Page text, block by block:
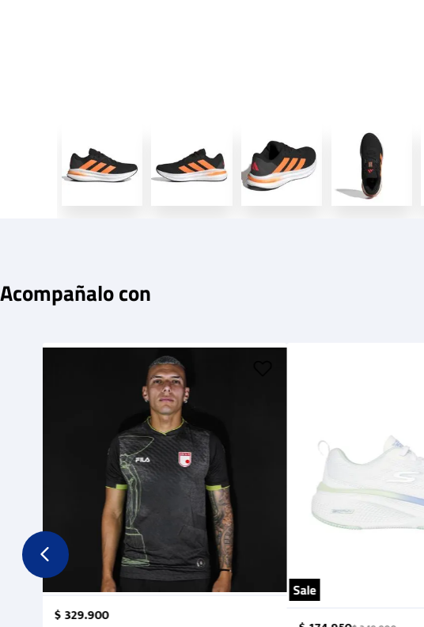
Acompañalo con
$329.900
Sale